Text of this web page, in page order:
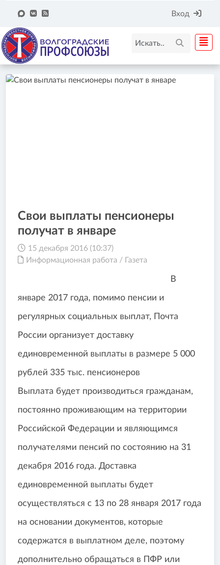
Вход
Свои выплаты пенсионеры
получат в январе
15 декабря 2016 (10:37)
Информационная работа / Газета
В
январе 2017 года, помимо пенсии и
регулярных социальных выплат, Почта
России организует доставку
единовременной выплаты в размере 5 000
рублей 335 тыс. пенсионеров
Выплата будет производиться гражданам,
постоянно проживающим на территории
Российской Федерации и являющимся
получателями пенсий по состоянию на 31
декабря 2016 года. Доставка
единовременной выплаты будет
осуществляться с 13 по 28 января 2017 года
на основании документов, которые
содержатся в выплатном деле, поэтому
дополнительно обращаться в ПФР или